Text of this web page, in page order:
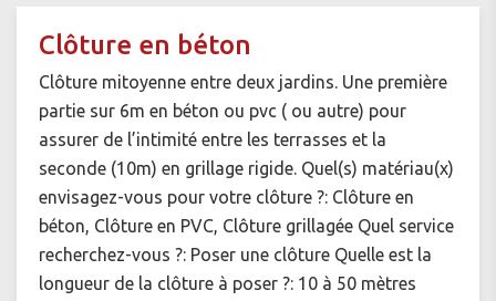
Clôture en béton
Clôture mitoyenne entre deux jardins. Une première
partie sur 6m en béton ou pvc ( ou autre) pour
assurer de l’intimité entre les terrasses et la
seconde (10m) en grillage rigide. Quel(s) matériau(x)
envisagez-vous pour votre clôture ?: Clôture en
béton, Clôture en PVC, Clôture grillagée Quel service
recherchez-vous ?: Poser une clôture Quelle est la
longueur de la clôture à poser ?: 10 à 50 mètres